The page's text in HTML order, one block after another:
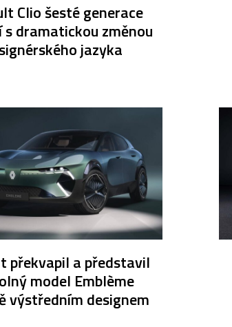
Clio šesté generace
s dramatickou změnou
jazyka
překvapil a představil
model Emblème
výstředním designem